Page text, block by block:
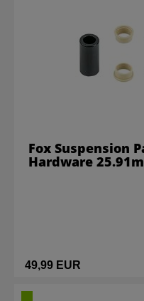
49,99 EUR
Fox Suspension
Hardware